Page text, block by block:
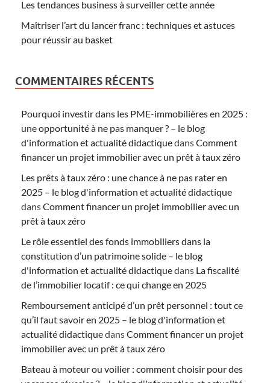
Les tendances business à surveiller cette année
Maîtriser l’art du lancer franc : techniques et astuces
pour réussir au basket
COMMENTAIRES RÉCENTS
Pourquoi investir dans les PME-immobilières en 2025 :
une opportunité à ne pas manquer ? – le blog
d'information et actualité didactiquedansComment
financer un projet immobilier avec un prêt à taux zéro
Les prêts à taux zéro : une chance à ne pas rater en
2025 – le blog d'information et actualité didactique
dansComment financer un projet immobilier avec un
prêt à taux zéro
Le rôle essentiel des fonds immobiliers dans la
constitution d’un patrimoine solide – le blog
d'information et actualité didactiquedans La fiscalité
de l’immobilier locatif : ce qui change en 2025
Remboursement anticipé d’un prêt personnel : tout ce
qu’il faut savoir en 2025 – le blog d'information et
actualité didactiquedansComment financer un projet
immobilier avec un prêt à taux zéro
Bateau à moteur ou voilier : comment choisir pour des